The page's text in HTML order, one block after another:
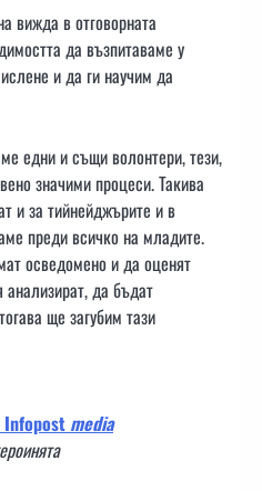
вижда в отговорната
да възпитаваме у
и да ги научим да
едни и същи волонтери, тези,
значими процеси. Такива
и за тийнейджърите и в
преди всичко на младите.
осведомено и да оценят
да бъдат
ще загубим тази
Infopost media